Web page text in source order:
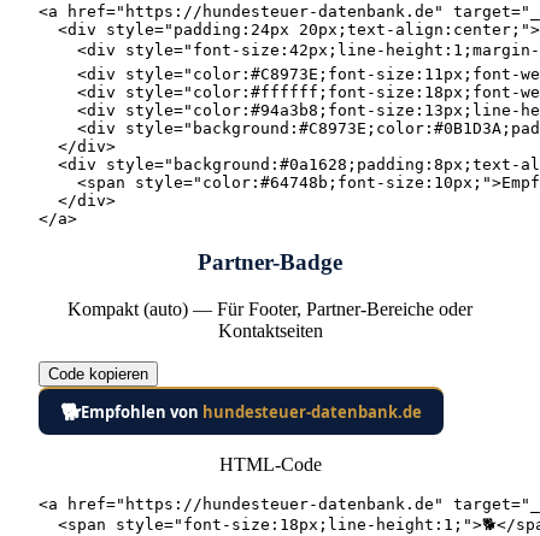
<a href="https://hundesteuer-datenbank.de"
  <div style="padding:24px 20px;text-align:center;">
<div style="font-size:42px;line-
<div style="color:#C8973E;font-size:11px;font-
<div style="color:#ffffff;font-size:18px;font-
<div style="color:#94a3b8;font-size:13px;line-
<div
  </div>
<div style="background:#0a1628;padding:8px;text-
<span style="color:#64748b;font-
  </div>
</a>
Partner-Badge
Kompakt (auto) — Für Footer, Partner-Bereiche oder
Kontaktseiten
Code kopieren
🐕Empfohlen von hundesteuer-datenbank.de
HTML-Code
<a href="https://hundesteuer-datenbank.de"
<span style="font-size:18px;line-height:1;">🐕</